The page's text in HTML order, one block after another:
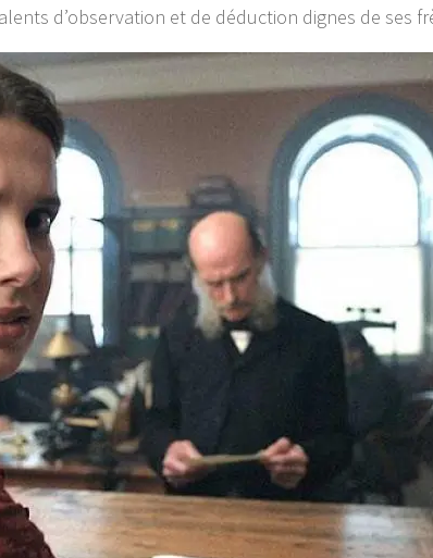
d’observation et de déduction dignes de ses